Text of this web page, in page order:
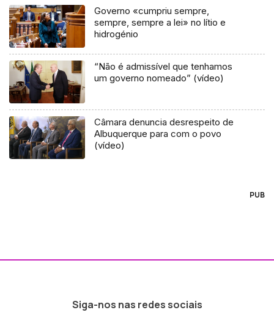
Governo «cumpriu sempre,
sempre, sempre a lei» no lítio e
hidrogénio
“Não é admissível que tenhamos
um governo nomeado” (vídeo)
Câmara denuncia desrespeito de
Albuquerque para com o povo
(vídeo)
PUB
Siga-nos nas redes sociais